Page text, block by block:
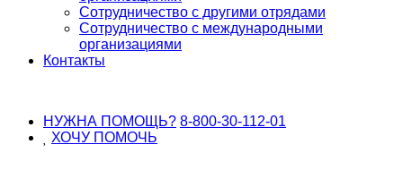
Сотрудничество с другими отрядами
Сотрудничество с международными
организациями
Контакты
НУЖНА ПОМОЩЬ? 8-800-30-112-01
ХОЧУ ПОМОЧЬ